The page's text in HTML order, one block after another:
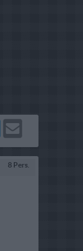
Send
8 Pers.